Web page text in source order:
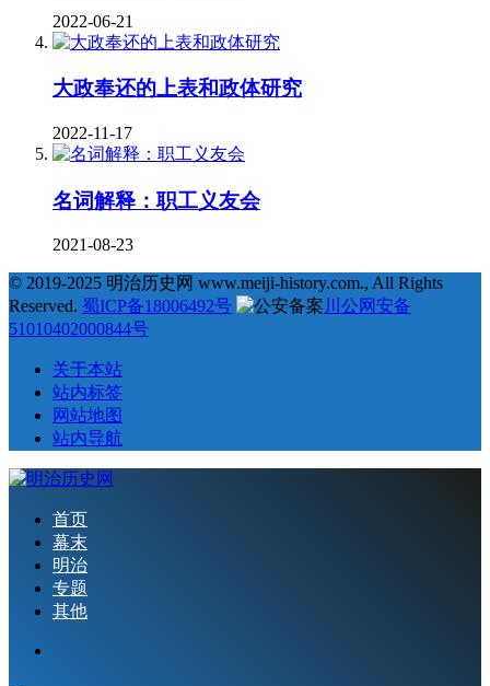
2022-06-21
大政奉还的上表和政体研究
2022-11-17
名词解释：职工义友会
2021-08-23
© 2019-2025 明治历史网 www.meiji-history.com., All Rights
Reserved. 蜀ICP备18006492号
川公网安备
51010402000844号
关于本站
站内标签
网站地图
站内导航
首页
幕末
明治
专题
其他